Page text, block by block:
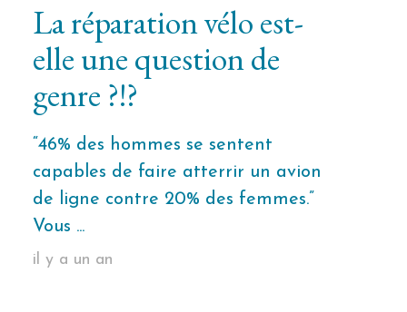
La réparation vélo est-
elle une question de
genre ?!?
“46% des hommes se sentent
capables de faire atterrir un avion
de ligne contre 20% des femmes.”
Vous ...
il y a un an